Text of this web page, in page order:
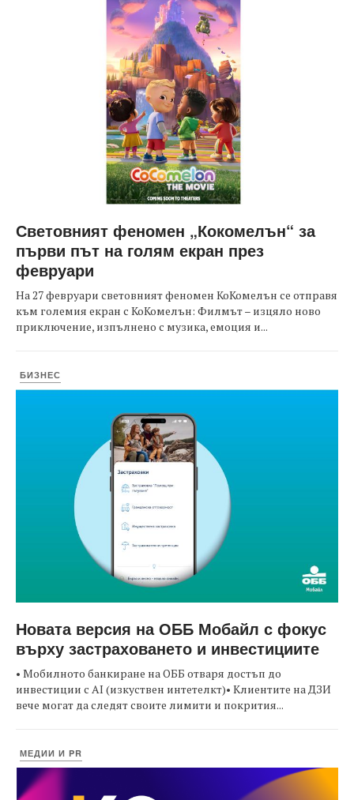
Световният феномен „Кокомелън“ за
първи път на голям екран през
февруари
На 27 февруари световният феномен КоКомелън се отправя
към големия екран с КоКомелън: Филмът – изцяло ново
приключение, изпълнено с музика, емоция и...
БИЗНЕС
Новата версия на ОББ Мобайл с фокус
върху застраховането и инвестициите
• Мобилното банкиране на ОББ отваря достъп до
инвестиции с AI (изкуствен интетелкт)• Клиентите на ДЗИ
вече могат да следят своите лимити и покрития...
МЕДИИ И PR